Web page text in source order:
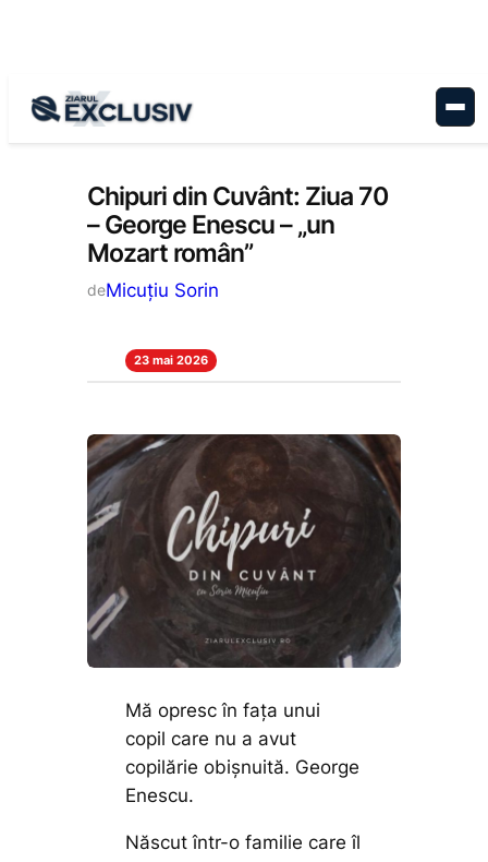
Cultură, Stiri la zi
Chipuri din Cuvânt: Ziua 70
– George Enescu – „un
Mozart român”
deMicuțiu Sorin
23 mai 2026
Mă opresc în fața unui
copil care nu a avut
copilărie obișnuită. George
Enescu.
Născut într-o familie care îl